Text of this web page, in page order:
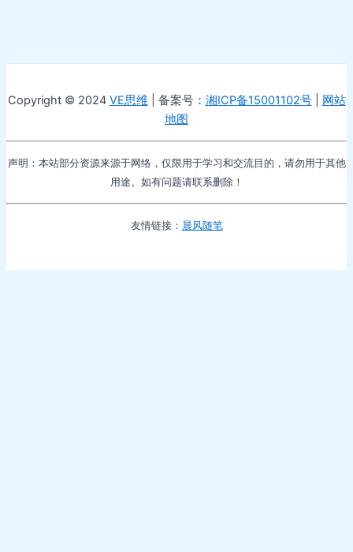
Copyright © 2024 VE思维 | 备案号： 湘ICP备15001102号| 网站
地图
声明：本站部分资源来源于网络，仅限用于学习和交流目的，请勿用于其他
用途。如有问题请联系删除！
友情链接： 晨风随笔